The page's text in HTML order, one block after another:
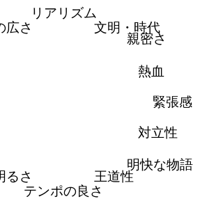
リアリズム
文明・時代
親密さ
熱血
緊張感
対立性
明快な物語
王道性
テンポの良さ
るさ
広さ